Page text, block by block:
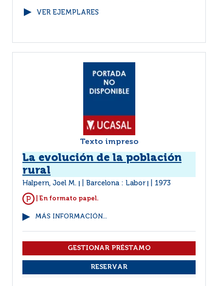
VER EJEMPLARES
Texto impreso
La evolución de la población
rural
Halpern, Joel M. Barcelona : Labor 1973
| En formato papel.
MÁS INFORMACIÓN...